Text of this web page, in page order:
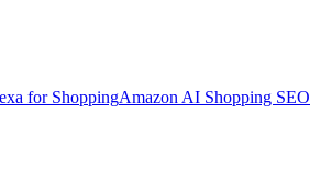
for ShoppingAmazon AI Shopping SEO